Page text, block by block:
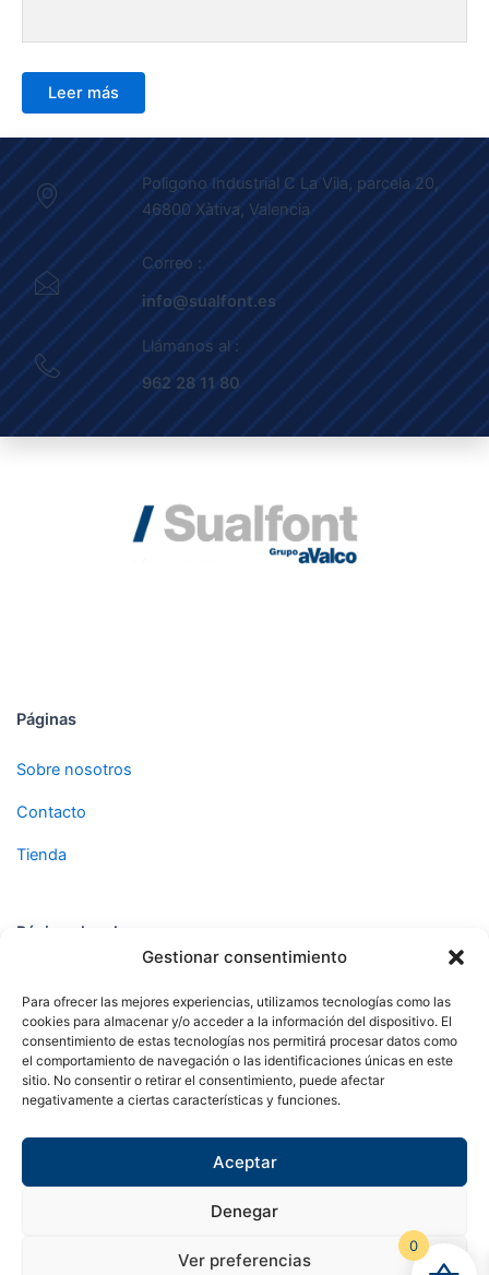
Gestionar consentimiento
Para ofrecer las mejores experiencias, utilizamos tecnologías como las
cookies para almacenar y/o acceder a la información del dispositivo. El
consentimiento de estas tecnologías nos permitirá procesar datos como
el comportamiento de navegación o las identificaciones únicas en este
sitio. No consentir o retirar el consentimiento, puede afectar
negativamente a ciertas características y funciones.
Aceptar
Denegar
Ver preferencias
Leer más
Poligono Industrial C La Vila, parcela 20,
46800 Xàtiva, Valencia
Correo :
info@sualfont.es
Llámanos al :
962 28 11 80
Páginas
Sobre nosotros
Contacto
Tienda
Páginas legales
Política de privacidad
Política de cookies
c
t
s
Copyright © 2024 Sualfont S.L. Todos los derechos
0